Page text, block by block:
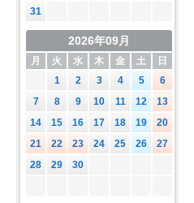
31
2026年09月
月 火 水 木 金 土
日
1
2 3 4 5
6
7
8 9 10 11 12
13
14
15 16 17 18 19
20
21
22 23 24 25 26
27
28
29 30